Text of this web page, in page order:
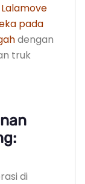
Lalamove
pada
dengan
truk
di